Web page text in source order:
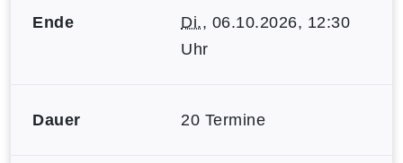
Ende Di., 06.10.2026, 12:30
Uhr
Dauer 20 Termine